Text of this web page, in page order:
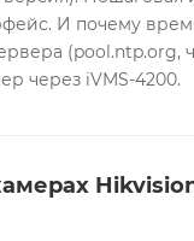
И почему
(pool.ntp.org,
через iVMS-4200.